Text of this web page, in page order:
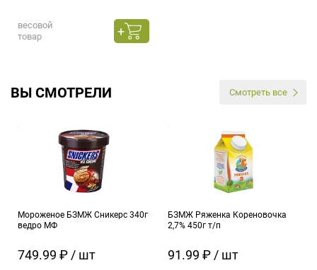
весовой
товар
ВЫ СМОТРЕЛИ Смотреть все
Мороженое БЗМЖ Сникерс 340г
ведро МФ
749.99 ₽ / шт
БЗМЖ Ряженка Кореновочка
2,7% 450г т/п
91.99 ₽ / шт